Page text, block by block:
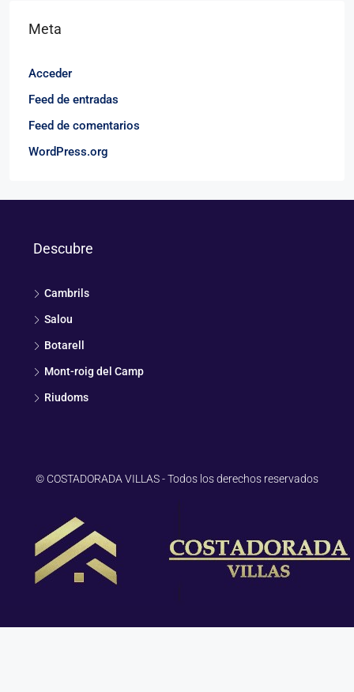
Meta
Acceder
Feed de entradas
Feed de comentarios
WordPress.org
Descubre
Cambrils
Salou
Botarell
Mont-roig del Camp
Riudoms
© COSTADORADA VILLAS - Todos los derechos reservados